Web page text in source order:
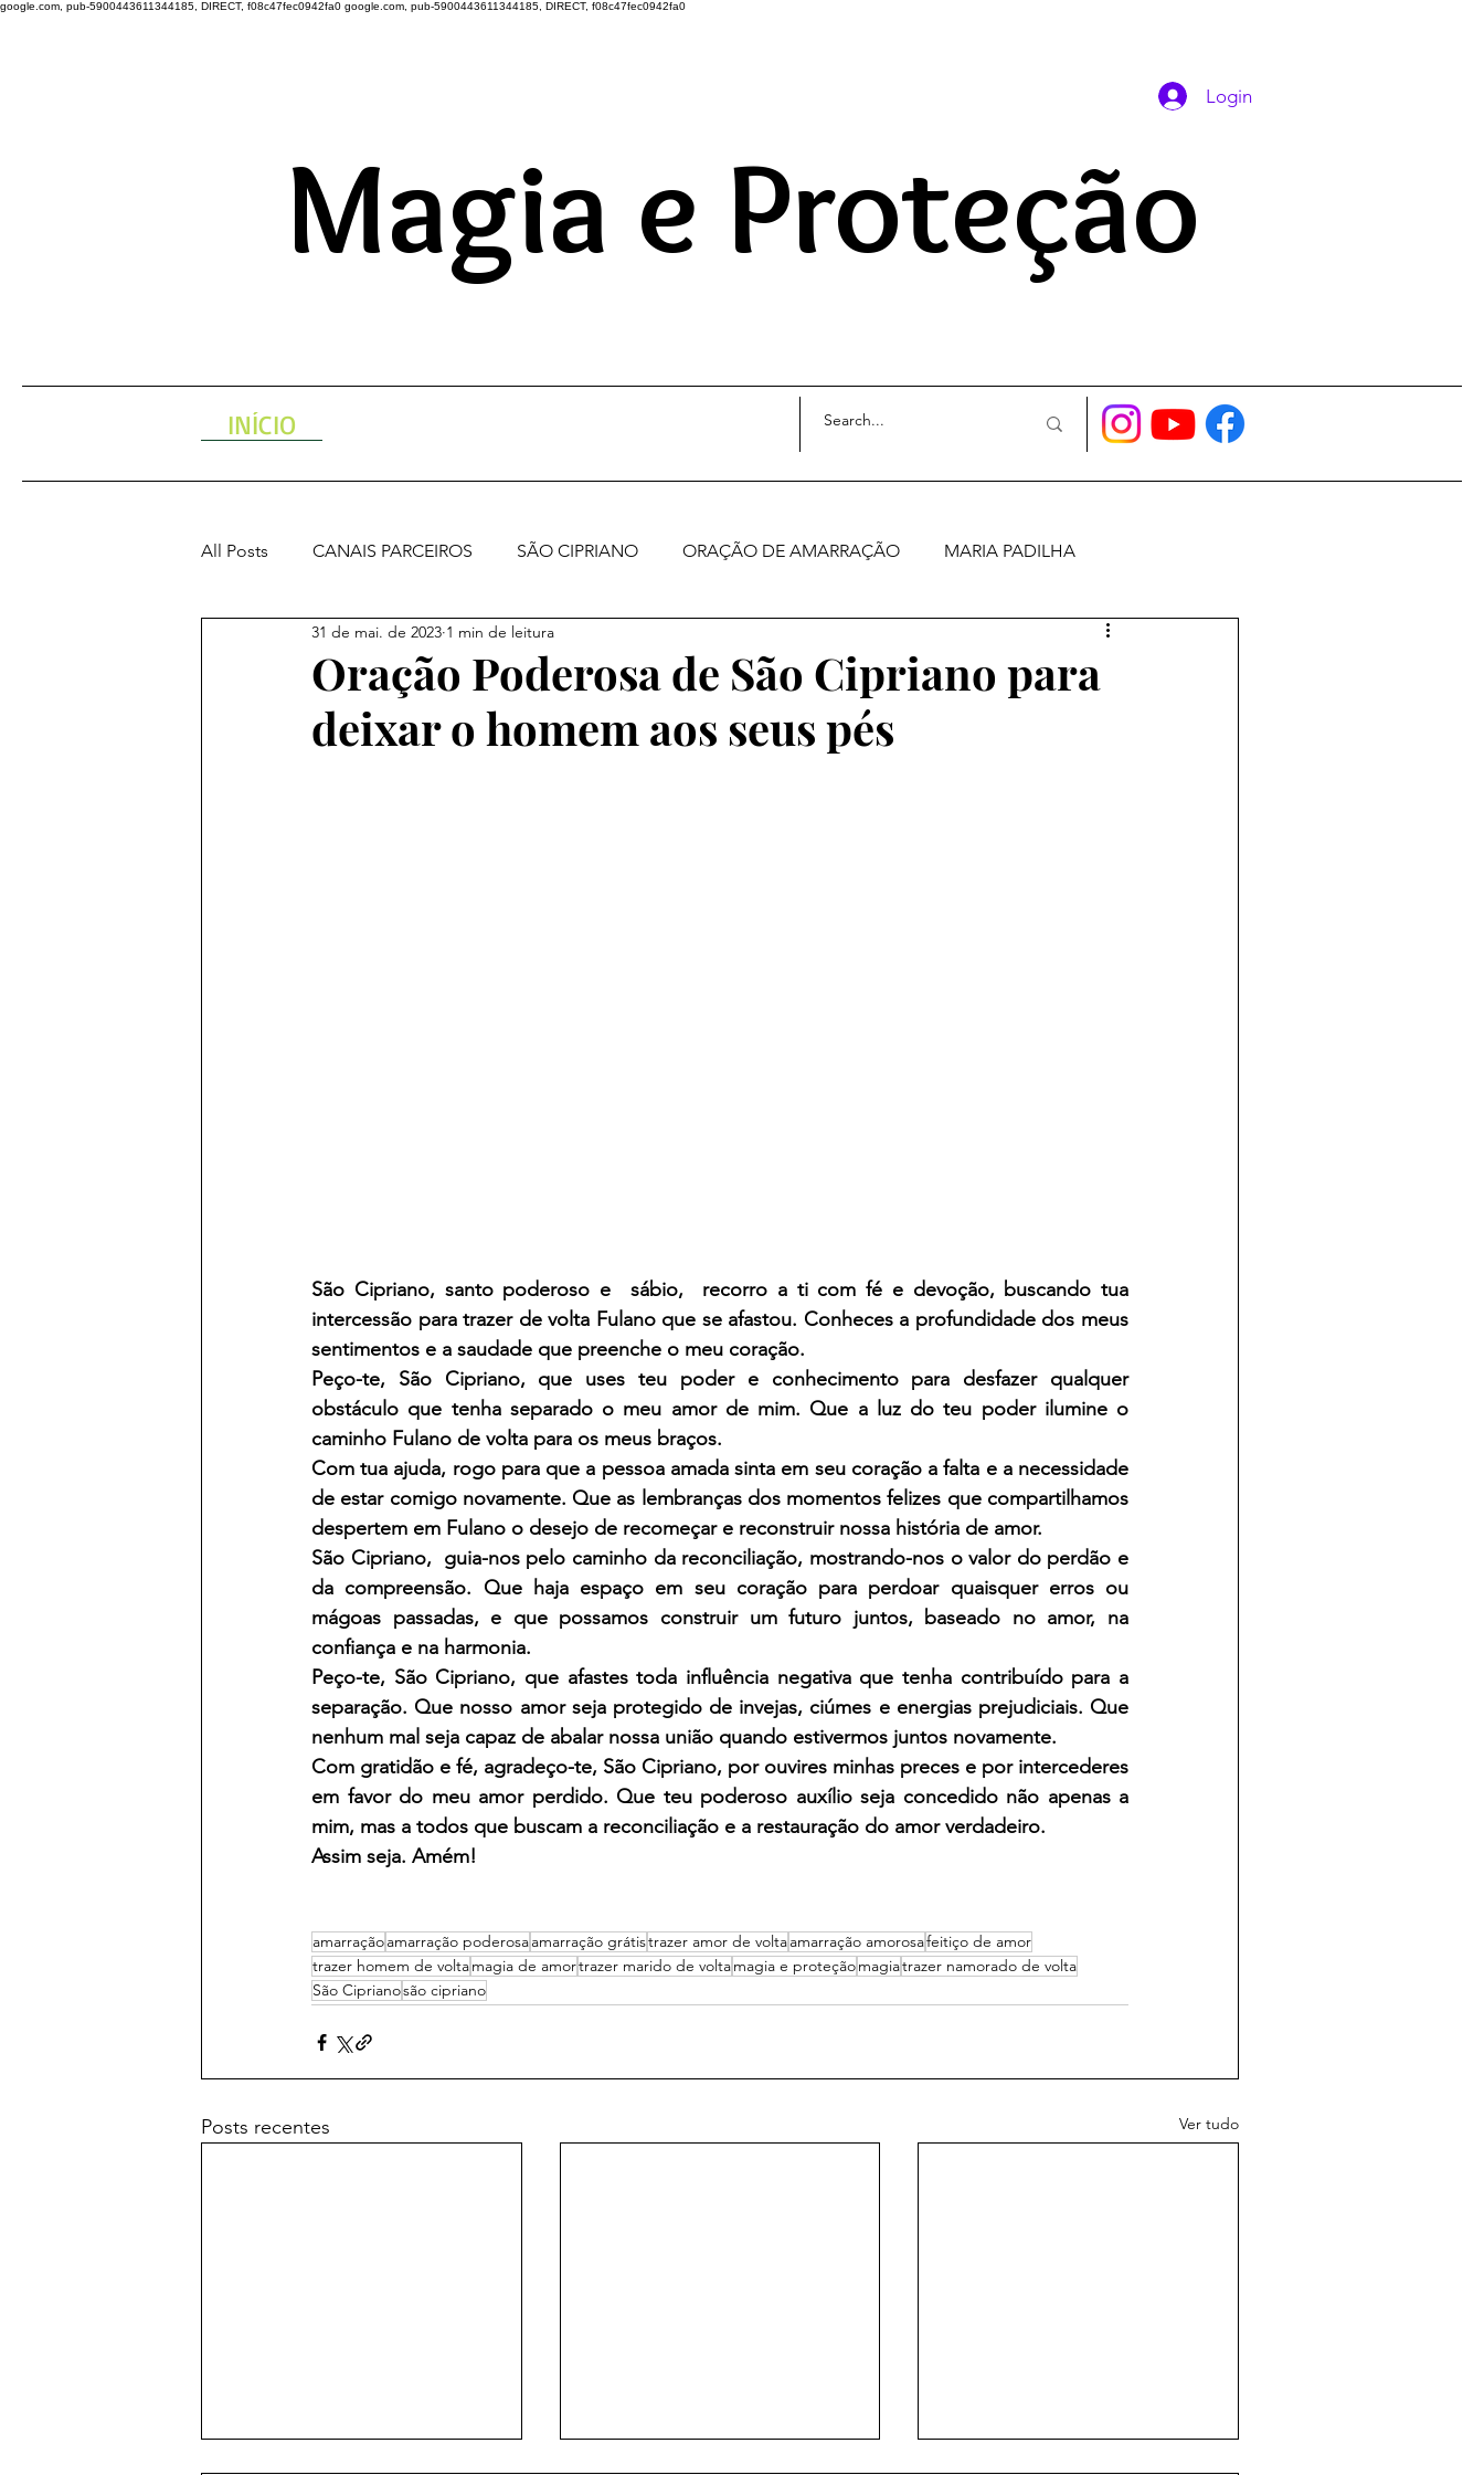
google.com, pub-5900443611344185, DIRECT, f08c47fec0942fa0 google.com, pub-5900443611344185, DIRECT, f08c47fec0942fa0
A ENERGIA DO UNIVERSO ATRAVÉS DAS ORAÇÕES
Magia e Proteção
Login
INÍCIO
All Posts CANAIS PARCEIROS SÃO CIPRIANO ORAÇÃO DE AMARRAÇÃO MARIA PADILHA
ORAÇÕES PODEROSAS
Oração Poderosa de São Cipriano para
deixar o homem aos seus pés
31 de mai. de 2023 1 min de leitura
São Cipriano, santo poderoso e  sábio,  recorro a ti com fé e devoção, buscando tua
intercessão para trazer de volta Fulano que se afastou. Conheces a profundidade dos meus
sentimentos e a saudade que preenche o meu coração.
Peço-te, São Cipriano, que uses teu poder e conhecimento para desfazer qualquer
obstáculo que tenha separado o meu amor de mim. Que a luz do teu poder ilumine o
caminho Fulano de volta para os meus braços.
Com tua ajuda, rogo para que a pessoa amada sinta em seu coração a falta e a necessidade
de estar comigo novamente. Que as lembranças dos momentos felizes que compartilhamos
despertem em Fulano o desejo de recomeçar e reconstruir nossa história de amor.
São Cipriano,  guia-nos pelo caminho da reconciliação, mostrando-nos o valor do perdão e
da compreensão. Que haja espaço em seu coração para perdoar quaisquer erros ou
mágoas passadas, e que possamos construir um futuro juntos, baseado no amor, na
confiança e na harmonia.
Peço-te, São Cipriano, que afastes toda influência negativa que tenha contribuído para a
separação. Que nosso amor seja protegido de invejas, ciúmes e energias prejudiciais. Que
nenhum mal seja capaz de abalar nossa união quando estivermos juntos novamente.
Com gratidão e fé, agradeço-te, São Cipriano, por ouvires minhas preces e por intercederes
em favor do meu amor perdido. Que teu poderoso auxílio seja concedido não apenas a
mim, mas a todos que buscam a reconciliação e a restauração do amor verdadeiro.
Assim seja. Amém!
amarraçãoamarração poderosaamarração grátistrazer amor de voltaamarração amorosafeitiço de amor
trazer homem de voltamagia de amortrazer marido de voltamagia e proteçãomagiatrazer namorado de volta
São Ciprianosão cipriano
Posts recentes Ver tudo